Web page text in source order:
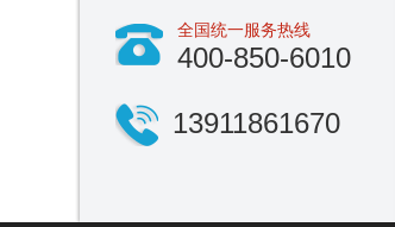
全国统一服务热线
400-850-6010
13911861670